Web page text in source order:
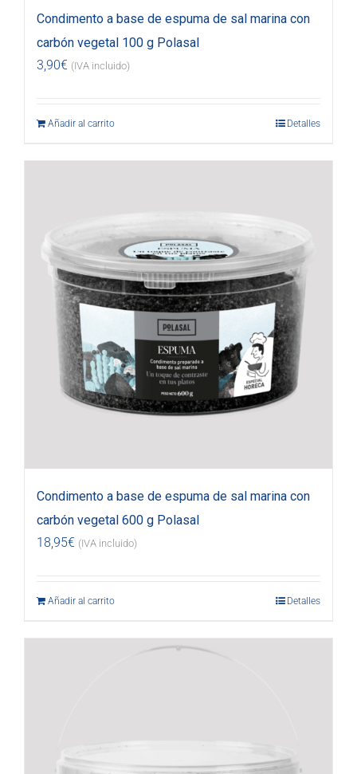
Condimento a base de espuma de sal marina con
carbón vegetal 100 g Polasal
3,90€ (IVA incluido)
Añadir al carrito Detalles
Condimento a base de espuma de sal marina con
carbón vegetal 600 g Polasal
18,95€ (IVA incluido)
Añadir al carrito Detalles